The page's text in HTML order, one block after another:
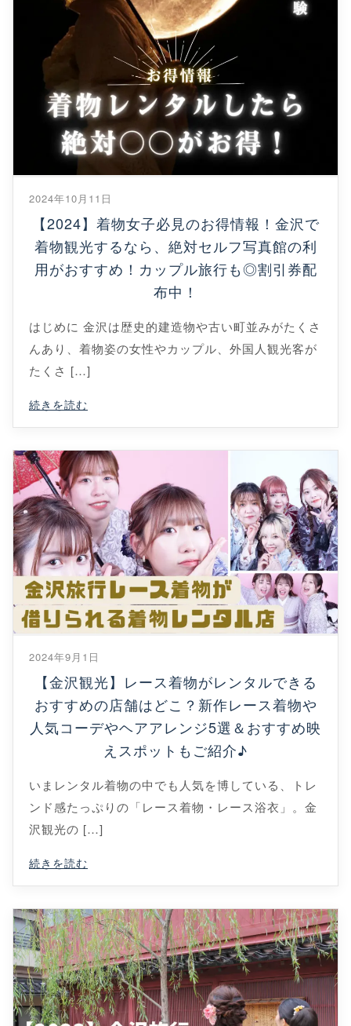
2024年10月11日
【2024】着物女子必見のお得情報！金沢で
着物観光するなら、絶対セルフ写真館の利
用がおすすめ！カップル旅行も◎割引券配
布中！
はじめに 金沢は歴史的建造物や古い町並みがたくさ
んあり、着物姿の女性やカップル、外国人観光客が
たくさ […]
続きを読む
2024年9月1日
【金沢観光】レース着物がレンタルできる
おすすめの店舗はどこ？新作レース着物や
人気コーデやヘアアレンジ5選＆おすすめ映
えスポットもご紹介♪
いまレンタル着物の中でも人気を博している、トレ
ンド感たっぷりの「レース着物・レース浴衣」。金
沢観光の […]
続きを読む